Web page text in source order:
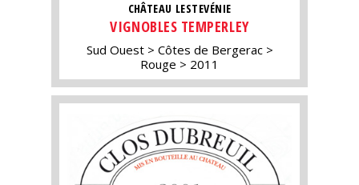
CHÂTEAU LESTEVÉNIE
VIGNOBLES TEMPERLEY
Sud Ouest
Côtes de Bergerac
Rouge
2011